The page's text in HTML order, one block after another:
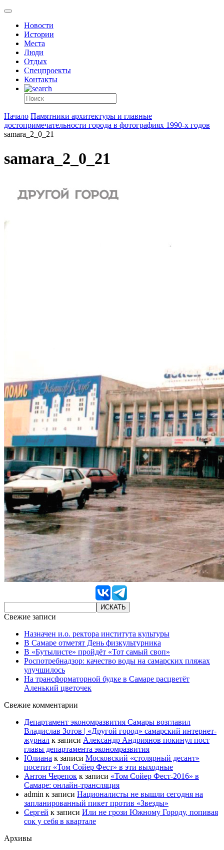
Новости
Истории
Места
Люди
Отдых
Спецпроекты
Контакты
Начало Памятники архитектуры и главные
достопримечательности города в фотографиях 1990-х годов
samara_2_0_21
samara_2_0_21
Свежие записи
Назначен и.о. ректора института культуры
В Самаре отметят День физкультурника
В «Бутылисте» пройдёт «Тот самый своп»
Роспотребнадзор: качество воды на самарских пляжах
улучшилось
На трансформаторной будке в Самаре расцветёт
Аленький цветочек
Свежие комментарии
Департамент экономразвития Самары возглавил
Владислав Зотов | «Другой город» самарский интернет-
журнал к записи Александр Андриянов покинул пост
главы департамента экономразвития
Юлиана к записи Московский «столярный десант»
посетит «Том Сойер Фест» в эти выходные
Антон Черепок к записи «Том Сойер Фест-2016» в
Самаре: онлайн-трансляция
admin к записи Националисты не вышли сегодня на
запланированный пикет против «Звезды»
Сергей к записи Или не грози Южному Городу, попивая
сок у себя в квартале
Архивы